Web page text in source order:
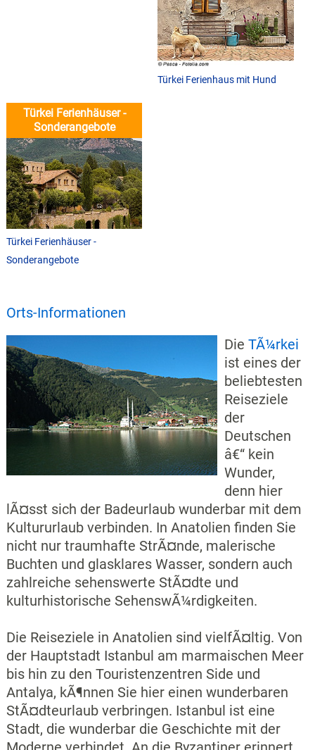
Türkei Ferienhaus mit Hund
Türkei Ferienhäuser -
Sonderangebote
Türkei Ferienhäuser -
Sonderangebote
Orts-Informationen
Die TÃ¼rkei
ist eines der
beliebtesten
Reiseziele
der
Deutschen
â€“ kein
Wunder,
denn hier
lÃ¤sst sich der Badeurlaub wunderbar mit dem
Kultururlaub verbinden. In Anatolien finden Sie
nicht nur traumhafte StrÃ¤nde, malerische
Buchten und glasklares Wasser, sondern auch
zahlreiche sehenswerte StÃ¤dte und
kulturhistorische SehenswÃ¼rdigkeiten.
Die Reiseziele in Anatolien sind vielfÃ¤ltig. Von
der Hauptstadt Istanbul am marmaischen Meer
bis hin zu den Touristenzentren Side und
Antalya, kÃ¶nnen Sie hier einen wunderbaren
StÃ¤dteurlaub verbringen. Istanbul ist eine
Stadt, die wunderbar die Geschichte mit der